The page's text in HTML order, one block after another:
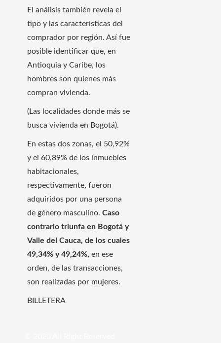
El análisis también revela el
tipo y las características del
comprador por región. Así fue
posible identificar que, en
Antioquia y Caribe, los
hombres son quienes más
compran vivienda.
(Las localidades donde más se
busca vivienda en Bogotá).
En estas dos zonas, el 50,92%
y el 60,89% de los inmuebles
habitacionales,
respectivamente, fueron
adquiridos por una persona
de género masculino. Caso
contrario triunfa en Bogotá y
Valle del Cauca, de los cuales
49,34% y 49,24%, en ese
orden, de las transacciones,
son realizadas por mujeres.
BILLETERA